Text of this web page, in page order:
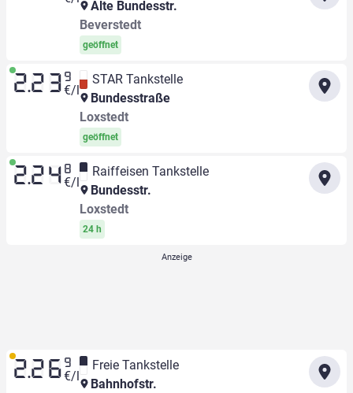
Alte Bundesstr.
Beverstedt
geöffnet
2.23 9
€/l
STAR Tankstelle
Bundesstraße
Loxstedt
geöffnet
2.24 8
€/l
Raiffeisen Tankstelle
Bundesstr.
Loxstedt
24 h
2.26 9
€/l
Freie Tankstelle
Bahnhofstr.